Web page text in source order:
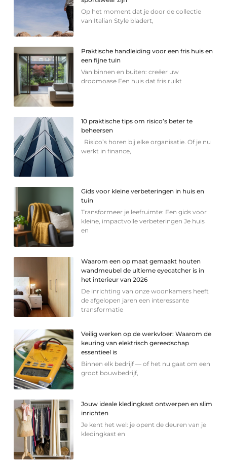
Op het moment dat je door de collectie
van Italian Style bladert,
Praktische handleiding voor een fris huis en
een fijne tuin
Van binnen en buiten: creëer uw
droomoase Een huis dat fris ruikt
10 praktische tips om risico’s beter te
beheersen
Risico’s horen bij elke organisatie. Of je nu
werkt in finance,
Gids voor kleine verbeteringen in huis en
tuin
Transformeer je leefruimte: Een gids voor
kleine, impactvolle verbeteringen Je huis
en
Waarom een op maat gemaakt houten
wandmeubel de ultieme eyecatcher is in
het interieur van 2026
De inrichting van onze woonkamers heeft
de afgelopen jaren een interessante
transformatie
Veilig werken op de werkvloer: Waarom de
keuring van elektrisch gereedschap
essentieel is
Binnen elk bedrijf — of het nu gaat om een
groot bouwbedrijf,
Jouw ideale kledingkast ontwerpen en slim
inrichten
Je kent het wel: je opent de deuren van je
kledingkast en